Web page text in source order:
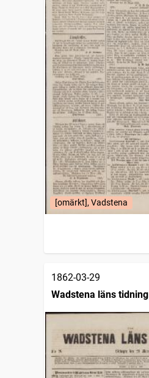
[omärkt], Vadstena
1862-03-29
Wadstena läns tidning